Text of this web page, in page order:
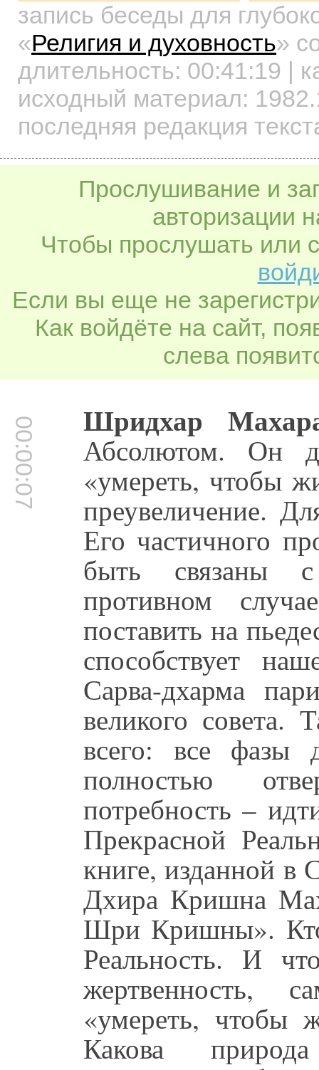
запись беседы для
«Религия и духовность»
длительность: 00:41:19 |
исходный материал:
последняя редакция
Прослушивание и
авторизации
Чтобы прослушать или
Если вы еще не
Как войдёте на сайт,
слева
00:00:07 Шридхар
Абсолютом. Он
«умереть, чтобы
преувеличение.
Его частичного
быть связаны
противном
поставить на
способствует
Сарва-дхарма
великого совета.
всего: все фазы
полностью
потребность –
Прекрасной
книге, изданной в
Дхира Кришна
Шри Кришны».
Реальность. И
жертвенность,
«умереть, чтобы
Какова